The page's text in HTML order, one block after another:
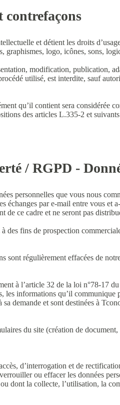
contrefaçons
et détient les droits
graphismes, logo, icônes, sons,
modification, publication,
utilisé, est interdite, sauf
qu’il contient sera considérée
des articles L.335-2 et
/ RGPD -
personnelles que vous nous
échanges par e-mail entre vous et
de ce cadre et ne seront pas
des fins de prospection
sont régulièrement effacées de
à l’article 32 de la loi n°78-17
les informations qu’il communique
demande et sont destinées à
du site (création de document,
d’interrogation et de
ou effacer les données
dont la collecte, l’utilisation, la